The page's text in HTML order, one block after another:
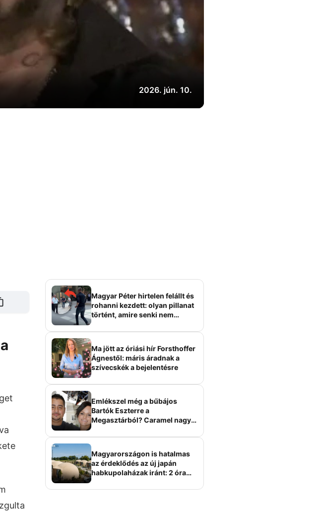
2026. jún. 10.
Magyar Péter hirtelen felállt és
rohanni kezdett: olyan pillanat
történt, amire senki nem
Ma jött az óriási hír Forsthoffer
Ágnestől: máris áradnak a
szívecskék a bejelentésre
Emlékszel még a bűbájos
Bartók Eszterre a
Megasztárból? Caramel nagy
Magyarországon is hatalmas
az érdeklődés az új japán
habkupolaházak iránt: 2 óra
elképesztő áron hirdetik őket